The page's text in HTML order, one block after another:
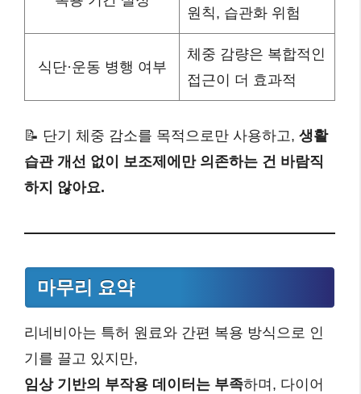
원칙, 습관화 위험
식단·운동 병행 여부
체중 감량은 복합적인
접근이 더 효과적
📝 단기 체중 감소를 목적으로만 사용하고, 생활
습관 개선 없이 보조제에만 의존하는 건 바람직
하지 않아요.
마무리 요약
리네비아는 특허 원료와 간편 복용 방식으로 인
기를 끌고 있지만,
임상 기반의 부작용 데이터는 부족하며, 다이어